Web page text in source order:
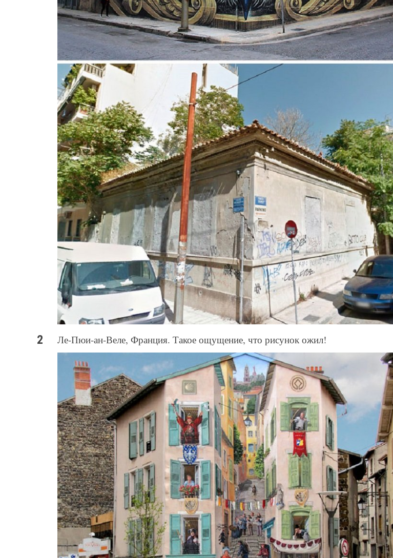
Ле-Пюи-ан-Веле, Франция. Такое ощущение, что рисунок ожил!